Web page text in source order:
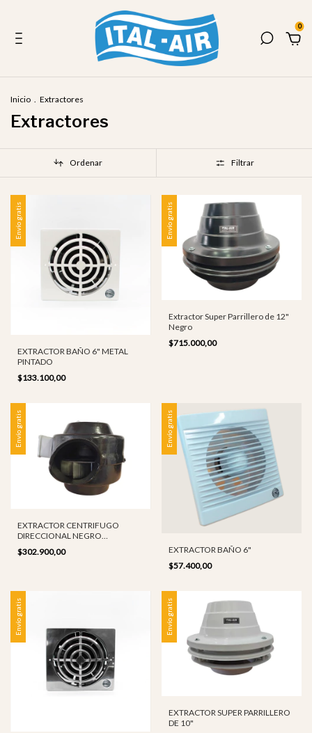
0
Inicio . Extractores
Extractores
Ordenar Filtrar
Envío gratis
EXTRACTOR BAÑO 6" METAL
PINTADO
$133.100,00
Envío gratis
Extractor Super Parrillero de 12"
Negro
$715.000,00
Envío gratis
EXTRACTOR CENTRIFUGO
DIRECCIONAL NEGRO
FUNDICION 4"
$302.900,00
Envío gratis
EXTRACTOR BAÑO 6"
$57.400,00
Envío gratis Envío gratis
EXTRACTOR SUPER PARRILLERO
DE 10"